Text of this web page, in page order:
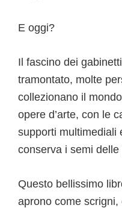
E oggi?
Il fascino dei
tramontato, molte
collezionano il
opere d’arte, con le
supporti multimediali
conserva i semi
Questo bellissimo
aprono come